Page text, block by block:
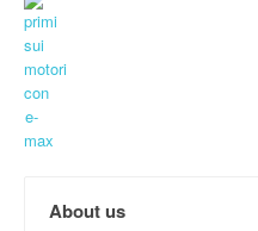
About us